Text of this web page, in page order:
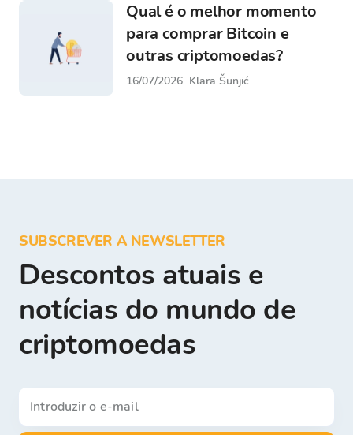
Qual é o melhor momento
para comprar Bitcoin e
outras criptomoedas?
16/07/2026 Klara Šunjić
SUBSCREVER A NEWSLETTER
Descontos atuais e
notícias do mundo de
criptomoedas